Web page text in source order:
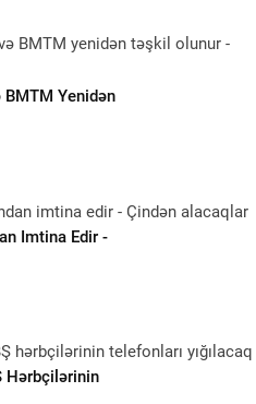
BMTM Yenidən
Imtina Edir -
Hərbçilərinin